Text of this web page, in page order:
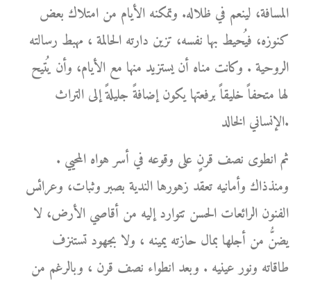
المسافة، لينعم في ظلاله. وتمكنه الأيام من امتلاك بعض
كنوزه، فيُحيط بها نفسه، تزين دارته الحالمة ، مهبط رسالته
الروحية . وكانت مناه أن يستزيد منها مع الأيام، وأن يُتيح
لها متحفاً خليقاً برفعتها يكون إضافةً جليلةً إلى التراث
الإنساني الخالد.
ثم انطوى نصف قرنٍ على وقوعه في أسر هواه المحيي .
ومنذذاك وأمانيه تعقد زهورها الندية بصبر وثبات، وعرائس
الفنون الرائعات الحسن تتوارد إليه من أقاصي الأرض، لا
يضنُّ من أجلها بمال حازته يمينه ، ولا بجهود تستنزف
طاقاته ونور عينيه . وبعد انطواء نصف قرن ، وبالرغم من